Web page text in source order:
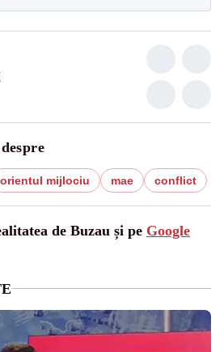
orientul mijlociu mae conflict
de Buzau și pe Google